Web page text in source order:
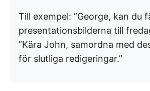
Till exempel: ”George, kan du
presentationsbilderna till
”Kära John, samordna med
för slutliga redigeringar.”